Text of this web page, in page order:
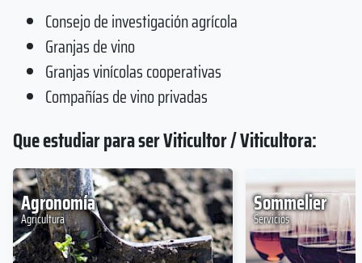
Consejo de investigación agrícola
Granjas de vino
Granjas vinícolas cooperativas
Compañías de vino privadas
Que estudiar para ser Viticultor / Viticultora:
Agronomía
Agricultura
Sommelier
Servicios